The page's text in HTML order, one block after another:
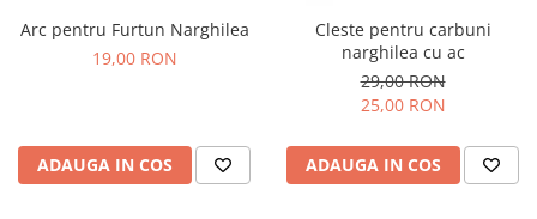
Arc pentru Furtun Narghilea
19,00 RON
ADAUGA IN COS
Cleste pentru carbuni
narghilea cu ac
29,00 RON
25,00 RON
ADAUGA IN COS